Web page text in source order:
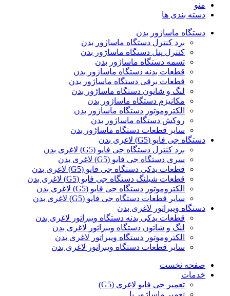
منو
دسته بندی ها
دستگاه ماساژور بدن
برد کنترل دستگاه ماساژور بدن
کنترل پنل دستگاه ماساژور بدن
تسمه دستگاه ماساژور بدن
قطعات بدنه دستگاه ماساژور بدن
قطعات برقی دستگاه ماساژور بدن
لنگ و شاتون دستگاه ماساژور بدن
مکانیزم دستگاه ماساژور بدن
الکتروموتور دستگاه ماساژور بدن
روکش دستگاه ماساژور بدن
سایر قطعات دستگاه ماساژور بدن
دستگاه جی فایو (G5) لاغری بدن
برد کنترل دستگاه جی فایو (G5) لاغری بدن
سری دستگاه جی فایو (G5) لاغری بدن
قطعات یدکی دستگاه جی فایو (G5) لاغری بدن
قطعات شیلنگ دستگاه جی فایو (G5) لاغری بدن
الکتروموتور دستگاه جی فایو (G5) لاغری بدن
سایر قطعات دستگاه جی فایو (G5) لاغری بدن
دستگاه ویبراتور لاغری بدن
قطعات یدکی بدنه دستگاه ویبراتور لاغری بدن
لنگ و شاتون دستگاه ویبراتور لاغری بدن
الکتروموتور دستگاه ویبراتور لاغری بدن
سایر قطعات دستگاه ویبراتور لاغری بدن
صفحه نخست
خدمات
تعمیر جی فایو لاغری (G5)